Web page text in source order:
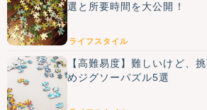
選と所要時間を大公開！
ライフスタイル
【高難易度】難しいけど、
めジグソーパズル5選